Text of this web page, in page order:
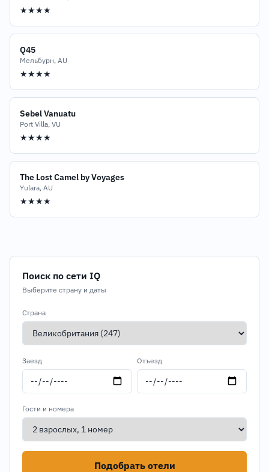
★★★★
Q45
Мельбурн, AU
★★★★
Sebel Vanuatu
Port Villa, VU
★★★★
The Lost Camel by Voyages
Yulara, AU
★★★★
Поиск по сети IQ
Выберите страну и даты
Страна
Заезд Отъезд
Гости и номера
Подобрать отели